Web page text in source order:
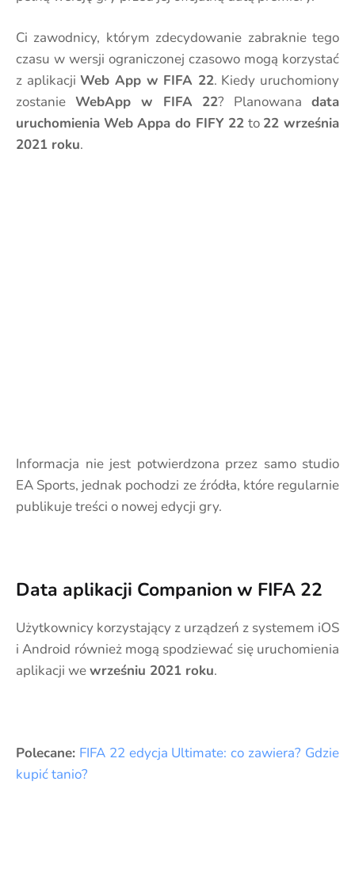
Ci zawodnicy, którym zdecydowanie zabraknie tego
czasu w wersji ograniczonej czasowo mogą korzystać
z aplikacjiWeb App w FIFA 22. Kiedy uruchomiony
zostanie WebApp w FIFA 22? Planowanadata
uruchomienia Web Appa do FIFY 22 to 22 września
2021 roku.
Informacja nie jest potwierdzona przez samo studio
EA Sports, jednak pochodzi ze źródła, które regularnie
publikuje treści o nowej edycji gry.
Data aplikacji Companion w FIFA 22
Użytkownicy korzystający z urządzeń z systemem iOS
i Android również mogą spodziewać się uruchomienia
aplikacji wewrześniu 2021 roku.
Polecane: FIFA 22 edycja Ultimate: co zawiera? Gdzie
kupić tanio?